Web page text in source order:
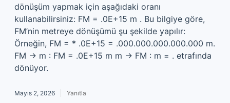
dönüşüm yapmak için aşağıdaki oranı
kullanabilirsiniz: FM = .0E+15 m . Bu bilgiye göre,
FM’nin metreye dönüşümü şu şekilde yapılır:
Örneğin, FM = * .0E+15 = .000.000.000.000.000 m.
FM → m : FM = .0E+15 m m → FM : m = . etrafında
dönüyor.
Mayıs 2, 2026 Yanıtla